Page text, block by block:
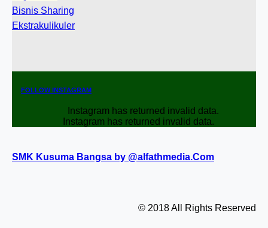
Bisnis Sharing
Ekstrakulikuler
FOLLOW INSTAGRAM
Instagram has returned invalid data.
Instagram has returned invalid data.
SMK Kusuma Bangsa by @alfathmedia.Com
© 2018 All Rights Reserved